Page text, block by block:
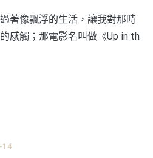
著像飄浮的生活，讓我對那時
感觸；那電影名叫做《Up in th
14